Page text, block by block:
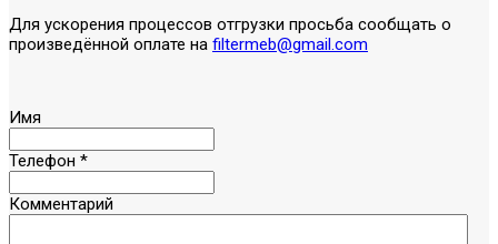
Для ускорения процессов отгрузки просьба сообщать о
произведённой оплате на filtermeb@gmail.com
Имя
Телефон *
Комментарий